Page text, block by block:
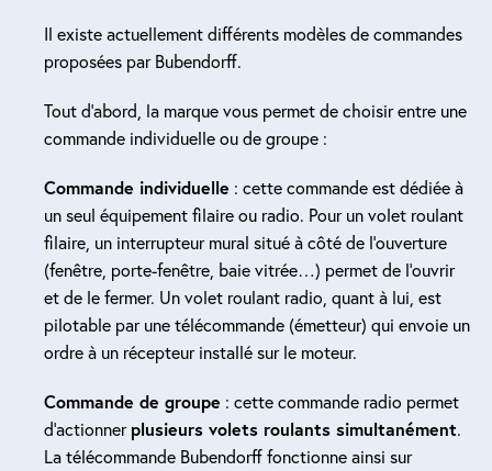
Il existe actuellement différents modèles de commandes
proposées par Bubendorff.
Tout d’abord, la marque vous permet de choisir entre une
commande individuelle ou de groupe :
Commande individuelle : cette commande est dédiée à
un seul équipement filaire ou radio. Pour un volet roulant
filaire, un interrupteur mural situé à côté de l’ouverture
(fenêtre, porte-fenêtre, baie vitrée…) permet de l’ouvrir
et de le fermer. Un volet roulant radio, quant à lui, est
pilotable par une télécommande (émetteur) qui envoie un
ordre à un récepteur installé sur le moteur.
Commande de groupe : cette commande radio permet
d’actionnerplusieurs volets roulants simultanément.
La télécommande Bubendorff fonctionne ainsi sur